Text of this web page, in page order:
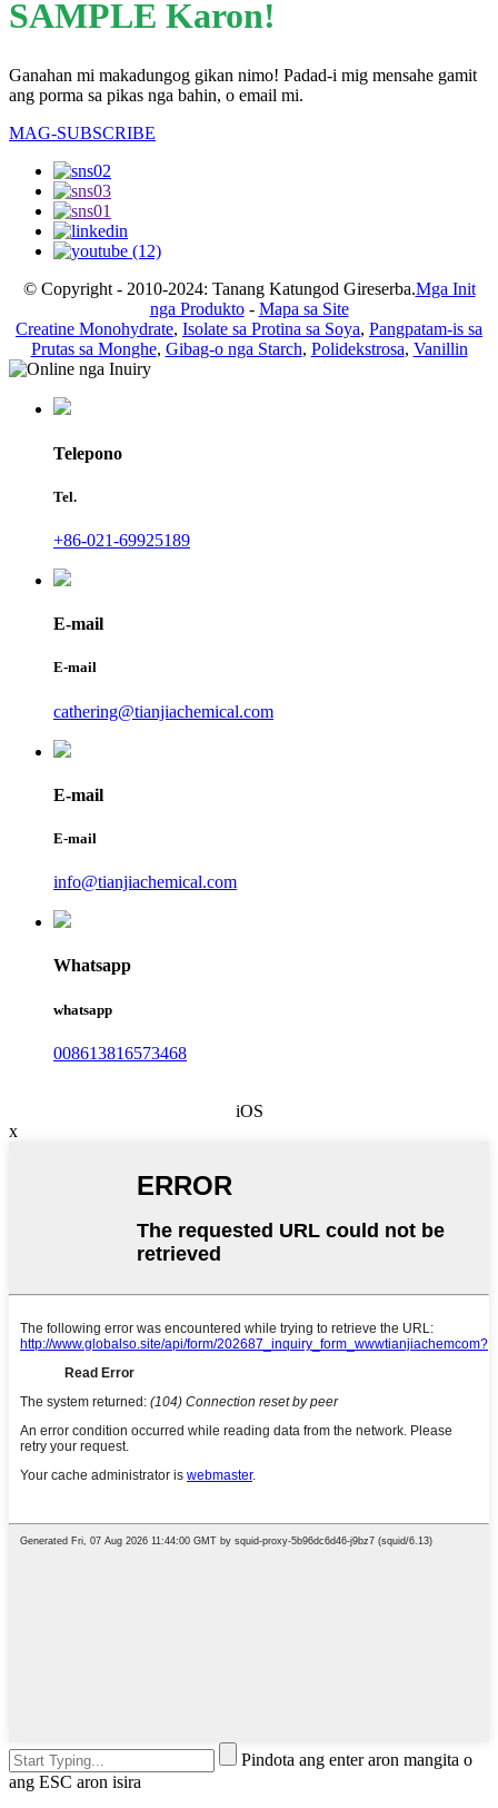
SAMPLE Karon!
Ganahan mi makadungog gikan nimo! Padad-i mig mensahe gamit
ang porma sa pikas nga bahin, o email mi.
MAG-SUBSCRIBE
© Copyright - 2010-2024: Tanang Katungod Gireserba.Mga Init
nga Produkto- Mapa sa Site
Creatine Monohydrate, Isolate sa Protina sa Soya, Pangpatam-is sa
Prutas sa Monghe, Gibag-o nga Starch, Polidekstrosa, Vanillin
Telepono
Tel.
+86-021-69925189
E-mail
E-mail
cathering@tianjiachemical.com
E-mail
E-mail
info@tianjiachemical.com
Whatsapp
whatsapp
008613816573468
iOS
x
Pindota ang enter aron mangita o
ang ESC aron isira